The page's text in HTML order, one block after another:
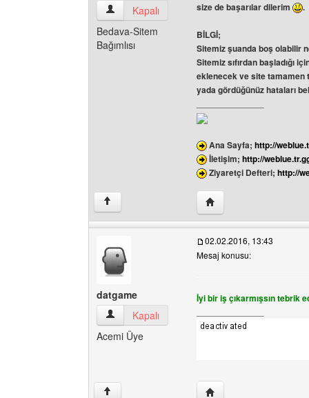
weblue Kullanıcının profilini görüntüle
Kapalı
Bedava-Sitem
Bağımlısı
size de başarılar dilerim
.
BİLGİ;
Sitemiz şuanda boş olabilir
Sitemiz sıfırdan başladığı
eklenecek ve site tamamen
yada gördüğünüz hataları
Ana Sayfa; http://
İletişim; http://
Ziyaretçi Defteri; http://
↑ Yazarın web sitesini
datgame
datgame Kullanıcının profilini görüntüle
Kapalı
Acemi Üye
02.02.2016, 13:43
Mesaj konusu:
İyi bir iş çıkarmışsın tebrik
↑ Yazarın web sitesini